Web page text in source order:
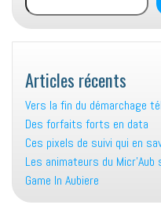
Articles récents
Vers la fin du démarchage
Des forfaits forts en data
Ces pixels de suivi qui en
Les animateurs du Micr’Aub
Game In Aubiere